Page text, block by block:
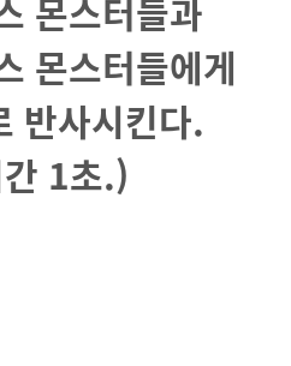
몬스터들과
몬스터들에게
반사시킨다.
1초.)